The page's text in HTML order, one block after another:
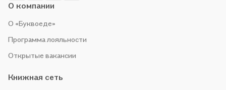
О компании
О «Буквоеде»
Программа лояльности
Открытые вакансии
Книжная сеть